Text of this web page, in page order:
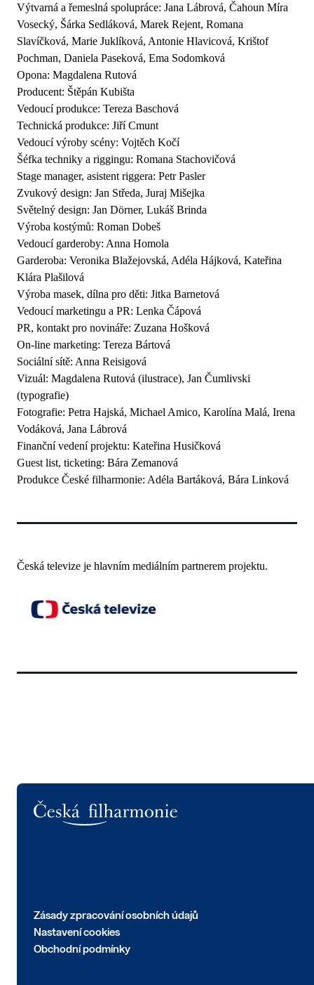
Výtvarná a řemeslná spolupráce: Jana Lábrová, Čahoun Míra
Vosecký, Šárka Sedláková, Marek Rejent, Romana
Slavíčková, Marie Juklíková, Antonie Hlavicová, Krištof
Pochman, Daniela Paseková, Ema Sodomková
Opona: Magdalena Rutová
Producent: Štěpán Kubišta
Vedoucí produkce: Tereza Baschová
Technická produkce: Jiří Cmunt
Vedoucí výroby scény: Vojtěch Kočí
Šéfka techniky a riggingu: Romana Stachovičová
Stage manager, asistent riggera: Petr Pasler
Zvukový design: Jan Středa, Juraj Mišejka
Světelný design: Jan Dörner, Lukáš Brinda
Výroba kostýmů: Roman Dobeš
Vedoucí garderoby: Anna Homola
Garderoba: Veronika Blažejovská, Adéla Hájková, Kateřina
Klára Plašilová
Výroba masek, dílna pro děti: Jitka Barnetová
Vedoucí marketingu a PR: Lenka Čápová
PR, kontakt pro novináře: Zuzana Hošková
On-line marketing: Tereza Bártová
Sociální sítě: Anna Reisigová
Vizuál: Magdalena Rutová (ilustrace), Jan Čumlivski
(typografie)
Fotografie: Petra Hajská, Michael Amico, Karolína Malá, Irena
Vodáková, Jana Lábrová
Finanční vedení projektu: Kateřina Husičková
Guest list, ticketing: Bára Zemanová
Produkce České filharmonie: Adéla Bartáková, Bára Linková
Česká televize je hlavním mediálním partnerem projektu.
Zásady zpracování osobních údajů
Nastavení cookies
Obchodní podmínky